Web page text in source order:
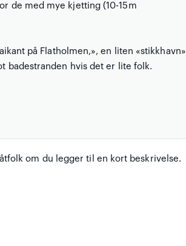
de med mye kjetting (10-15m
på Flatholmen,», en liten «stikkhavn»
badestranden hvis det er lite folk.
om du legger til en kort beskrivelse.